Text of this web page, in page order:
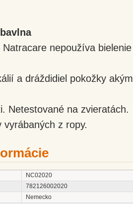
nepoužíva
a dráždidiel pokožky
Netestované na zvieratách.
vyrábaných z ropy.
NC02020
782126002020
Nemecko